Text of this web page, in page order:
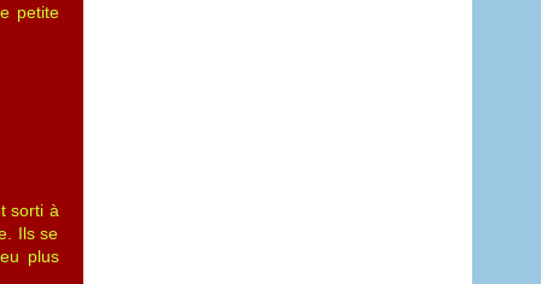
petite
sorti à
Ils se
plus